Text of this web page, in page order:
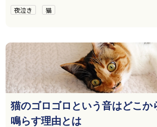
夜泣き 猫
猫のゴロゴロという音はどこか
鳴らす理由とは